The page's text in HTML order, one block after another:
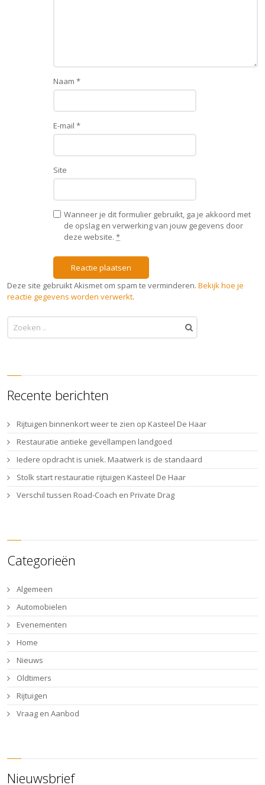
Naam*
E-mail*
Site
Wanneer je dit formulier gebruikt, ga je akkoord met
de opslag en verwerking van jouw gegevens door
deze website.*
Deze site gebruikt Akismet om spam te verminderen.Bekijk hoe je
reactie gegevens worden verwerkt.
Recente berichten
Rijtuigen binnenkort weer te zien op Kasteel De Haar
Restauratie antieke gevellampen landgoed
Iedere opdracht is uniek. Maatwerk is de standaard
Stolk start restauratie rijtuigen Kasteel De Haar
Verschil tussen Road-Coach en Private Drag
Categorieën
Algemeen
Automobielen
Evenementen
Home
Nieuws
Oldtimers
Rijtuigen
Vraag en Aanbod
Nieuwsbrief